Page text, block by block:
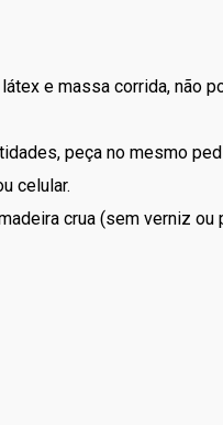
e massa corrida, não
peça no mesmo
celular.
crua (sem verniz ou